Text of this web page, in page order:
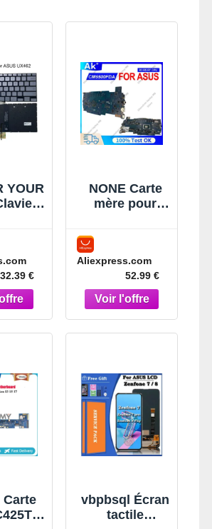
YOUR
pour
Flip
32.39 €
NONE Carte
mère pour
portable ASUS
Chromebook
CM5500FDA
CM5500F,
avec
processeur R3
R5 R7, tests
100% OK,
Aliexpress.com
52.99 €
Carte
vbpbsql Écran
tactile